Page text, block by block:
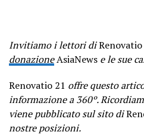
Invitiamo i lettori diRenovatio
donazioneAsiaNews e le sue
Renovatio 21 offre questo
informazione a 360º.
viene pubblicato sul sito di
nostre posizioni.